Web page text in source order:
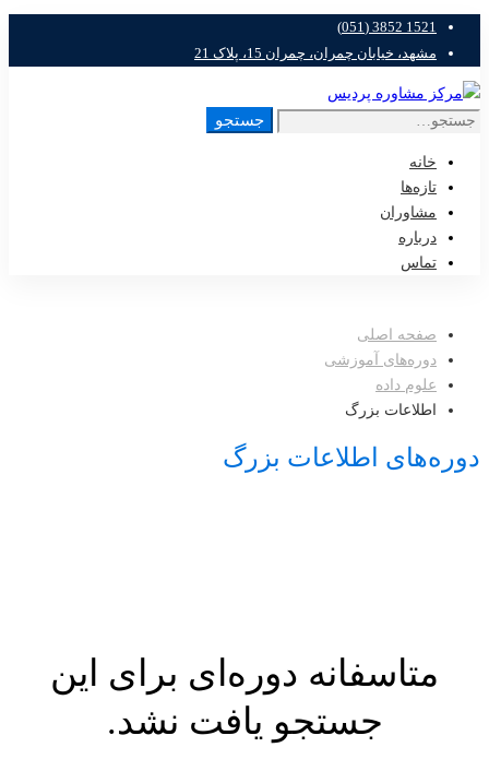
1521 3852 (051)
مشهد، خیابان چمران، چمران 15، پلاک 21
جستجو
خانه
تازه‌ها
مشاوران
درباره
تماس
صفحه اصلی
دوره‌های آموزشی
علوم داده
اطلاعات بزرگ
دوره‌های اطلاعات بزرگ
متاسفانه دوره‌ای برای این
جستجو یافت نشد.